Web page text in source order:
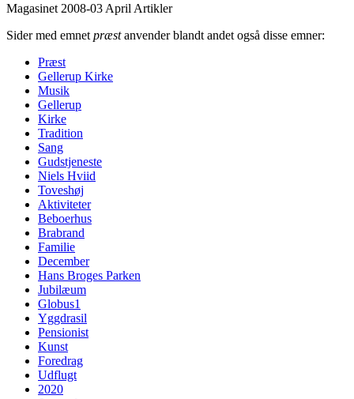
Magasinet 2008-03 April Artikler
Sider med emnet præstanvender blandt andet også disse emner:
Præst
Gellerup Kirke
Musik
Gellerup
Kirke
Tradition
Sang
Gudstjeneste
Niels Hviid
Toveshøj
Aktiviteter
Beboerhus
Brabrand
Familie
December
Hans Broges Parken
Jubilæum
Globus1
Yggdrasil
Pensionist
Kunst
Foredrag
Udflugt
2020